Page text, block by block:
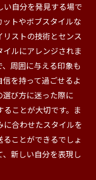
い自分を発見する場で
トやボブスタイルな
リストの技術とセンス
ルにアレンジされま
周囲に与える印象も
を持って過ごせるよ
び方に迷った際に
ことが大切です。ま
合わせたスタイルを
ことができるでしょ
新しい自分を表現し